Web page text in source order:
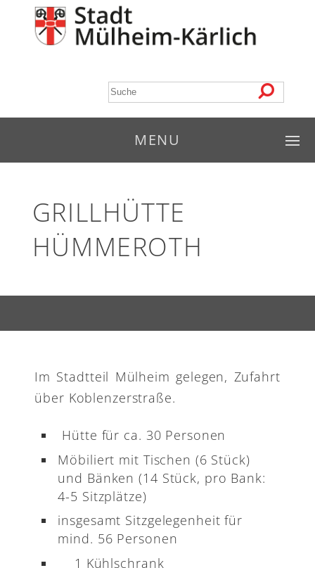
MENU
GRILLHÜTTE
HÜMMEROTH
Im Stadtteil Mülheim gelegen, Zufahrt
über Koblenzerstraße.
Hütte für ca. 30 Personen
Möbiliert mit Tischen (6 Stück)
und Bänken (14 Stück, pro Bank:
4-5 Sitzplätze)
insgesamt Sitzgelegenheit für
mind. 56 Personen
1 Kühlschrank